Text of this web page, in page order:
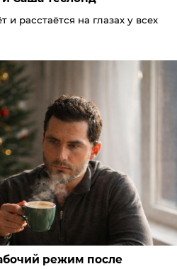
расстаётся на глазах у всех
режим после